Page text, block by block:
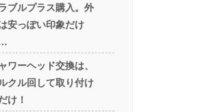
ブルプラス購入。外
安っぽい印象だけ
ワーヘッド交換は、
クル回して取り付け
け！